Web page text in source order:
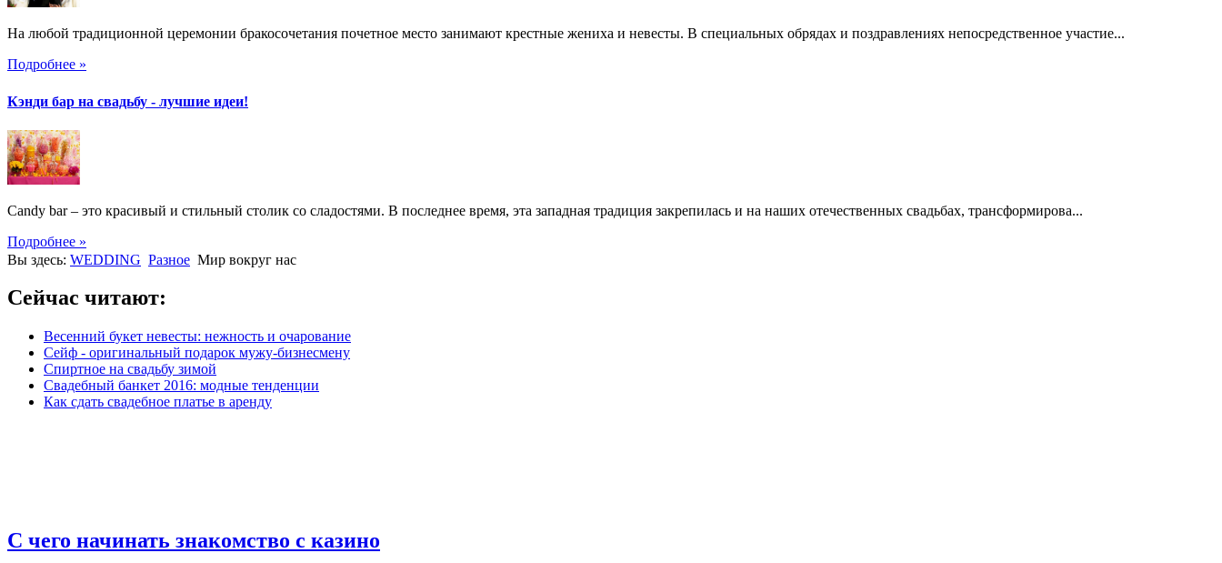
На любой традиционной церемонии бракосочетания почетное место занимают крестные жениха и невесты. В специальных обрядах и поздравлениях непосредственное участие...
Подробнее »
Кэнди бар на свадьбу - лучшие идеи!
Candy bar – это красивый и стильный столик со сладостями. В последнее время, эта западная традиция закрепилась и на наших отечественных свадьбах, трансформирова...
Подробнее »
Вы здесь: WEDDING Разное Мир вокруг нас
Сейчас читают:
Весенний букет невесты: нежность и очарование
Сейф - оригинальный подарок мужу-бизнесмену
Спиртное на свадьбу зимой
Свадебный банкет 2016: модные тенденции
Как сдать свадебное платье в аренду
С чего начинать знакомство с казино